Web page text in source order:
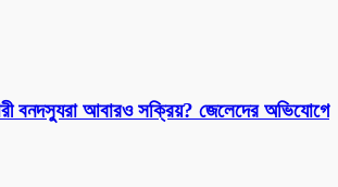
বনদস্যুরা আবারও সক্রিয়? জেলেদের অভিযোগে